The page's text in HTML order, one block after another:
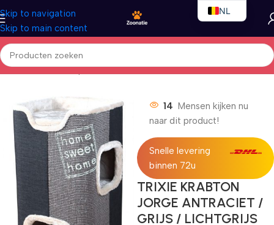
Skip to navigation
Skip to main content
Home/Katten/Krabpalen
14 Mensen kijken nu
naar dit product!
Snelle levering
binnen 72u
TRIXIE KRABTON
JORGE ANTRACIET /
GRIJS / LICHTGRIJS
NL